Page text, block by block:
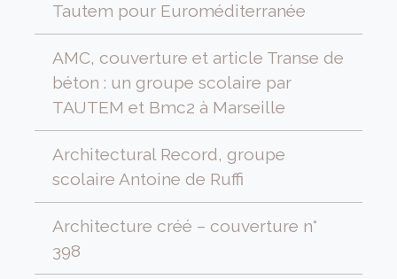
Tautem pour Euroméditerranée
AMC, couverture et article Transe de
béton : un groupe scolaire par
TAUTEM et Bmc2 à Marseille
Architectural Record, groupe
scolaire Antoine de Ruffi
Architecture créé – couverture n°
398